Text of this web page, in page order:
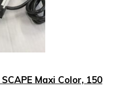
Maxi Color, 150